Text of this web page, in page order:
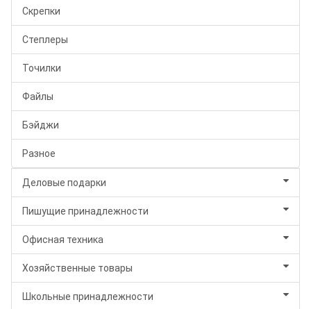
Скрепки
Степлеры
Точилки
Файлы
Бэйджи
Разное
Деловые подарки
Пишущие принадлежности
Офисная техника
Хозяйственные товары
Школьные принадлежности